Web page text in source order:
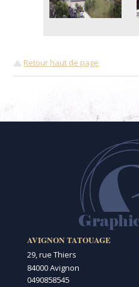
Retour haut de page
AVIGNON TATOUAGE
29, rue Thiers
84000 Avignon
0490858545